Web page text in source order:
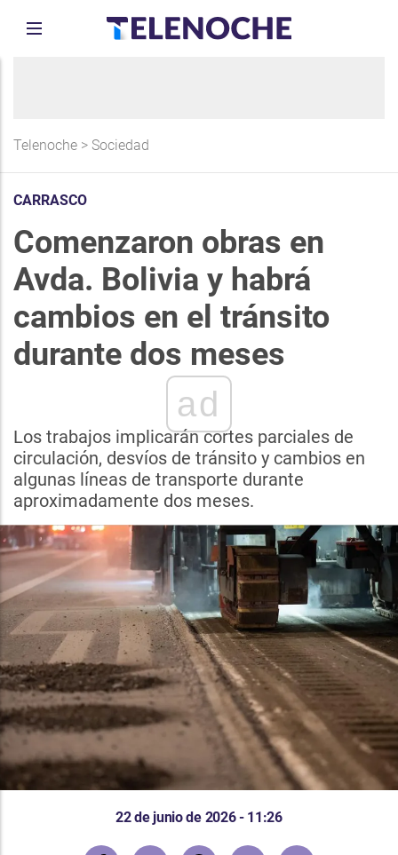
Telenoche > Sociedad
CARRASCO
Comenzaron obras en
Avda. Bolivia y habrá
cambios en el tránsito
durante dos meses
ad
Los trabajos implicarán cortes parciales de
circulación, desvíos de tránsito y cambios en
algunas líneas de transporte durante
aproximadamente dos meses.
22 de junio de 2026 - 11:26